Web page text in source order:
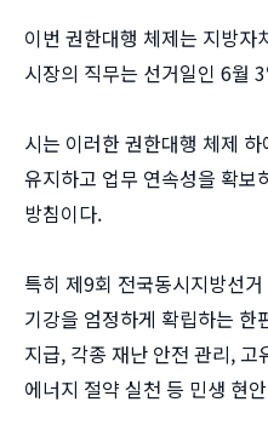
이번 권한대행 체제는 지방자
시장의 직무는 선거일인 6월
시는 이러한 권한대행 체제
유지하고 업무 연속성을 확보
방침이다.
특히 제9회 전국동시지방선
기강을 엄정하게 확립하는 한
지급, 각종 재난 안전 관리,
에너지 절약 실천 등 민생 현